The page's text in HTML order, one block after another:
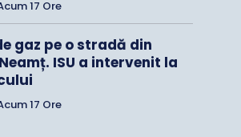
17 Ore
gaz pe o stradă din
ISU a intervenit la
17 Ore